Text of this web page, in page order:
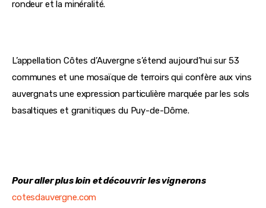
rondeur et la minéralité.
L’appellation Côtes d’Auvergne s’étend aujourd’hui sur 53
communes et une mosaïque de terroirs qui confère aux vins
auvergnats une expression particulière marquée par les sols
basaltiques et granitiques du Puy-de-Dôme.
Pour aller plus loin et découvrir les vignerons
cotesdauvergne.com